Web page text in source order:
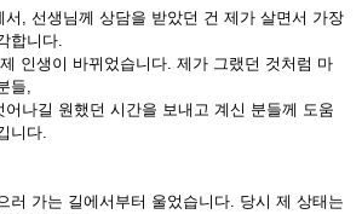
서, 선생님께 상담을 받았던 건 제가 살면서 가장
합니다.
인생이 바뀌었습니다. 제가 그랬던 것처럼 마
들,
나길 원했던 시간을 보내고 계신 분들께 도움
니다.
러 가는 길에서부터 울었습니다. 당시 제 상태는